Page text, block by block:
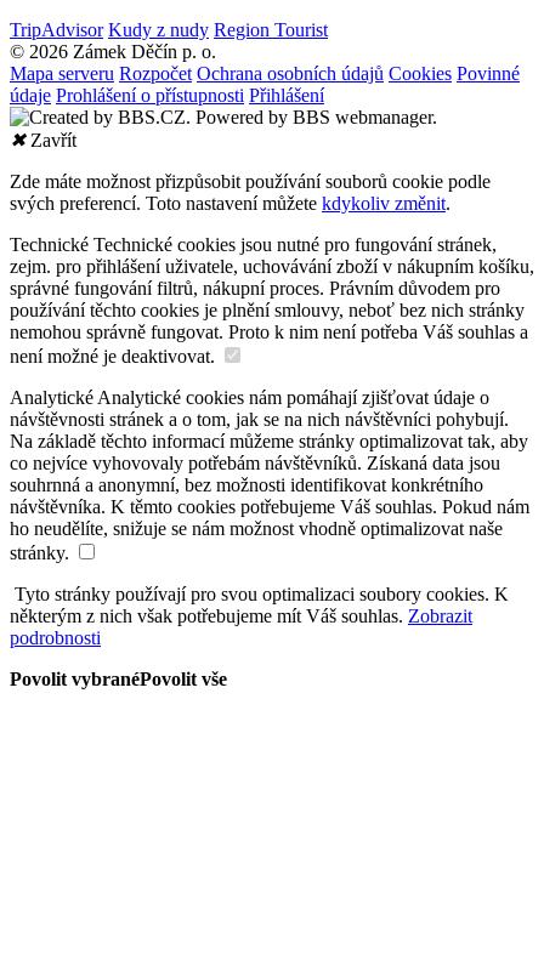
TripAdvisor Kudy z nudy Region Tourist
© 2026 Zámek Děčín p. o.
Mapa serveru Rozpočet Ochrana osobních údajů Cookies Povinné
údaje Prohlášení o přístupnosti Přihlášení
✖Zavřít
Zde máte možnost přizpůsobit používání souborů cookie podle
svých preferencí. Toto nastavení můžete kdykoliv změnit.
Technické Technické cookies jsou nutné pro fungování stránek,
zejm. pro přihlášení uživatele, uchovávání zboží v nákupním košíku,
správné fungování filtrů, nákupní proces. Právním důvodem pro
používání těchto cookies je plnění smlouvy, neboť bez nich stránky
nemohou správně fungovat. Proto k nim není potřeba Váš souhlas a
není možné je deaktivovat.
Analytické Analytické cookies nám pomáhají zjišťovat údaje o
návštěvnosti stránek a o tom, jak se na nich návštěvníci pohybují.
Na základě těchto informací můžeme stránky optimalizovat tak, aby
co nejvíce vyhovovaly potřebám návštěvníků. Získaná data jsou
souhrnná a anonymní, bez možnosti identifikovat konkrétního
návštěvníka. K těmto cookies potřebujeme Váš souhlas. Pokud nám
ho neudělíte, snižuje se nám možnost vhodně optimalizovat naše
stránky.
Tyto stránky používají pro svou optimalizaci soubory cookies. K
některým z nich však potřebujeme mít Váš souhlas. Zobrazit
podrobnosti
Povolit vybranéPovolit vše